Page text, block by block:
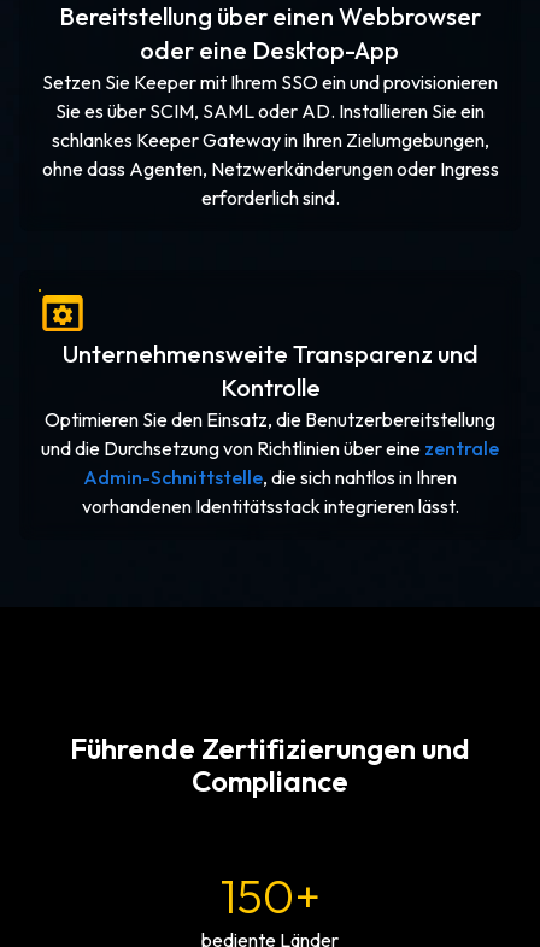
Bereitstellung über einen Webbrowser
oder eine Desktop-App
Setzen Sie Keeper mit Ihrem SSO ein und provisionieren
Sie es über SCIM, SAML oder AD. Installieren Sie ein
schlankes Keeper Gateway in Ihren Zielumgebungen,
ohne dass Agenten, Netzwerkänderungen oder Ingress
erforderlich sind.
Unternehmensweite Transparenz und
Kontrolle
Optimieren Sie den Einsatz, die Benutzerbereitstellung
und die Durchsetzung von Richtlinien über eine zentrale
Admin-Schnittstelle, die sich nahtlos in Ihren
vorhandenen Identitätsstack integrieren lässt.
Führende Zertifizierungen und
Compliance
150+
bediente Länder